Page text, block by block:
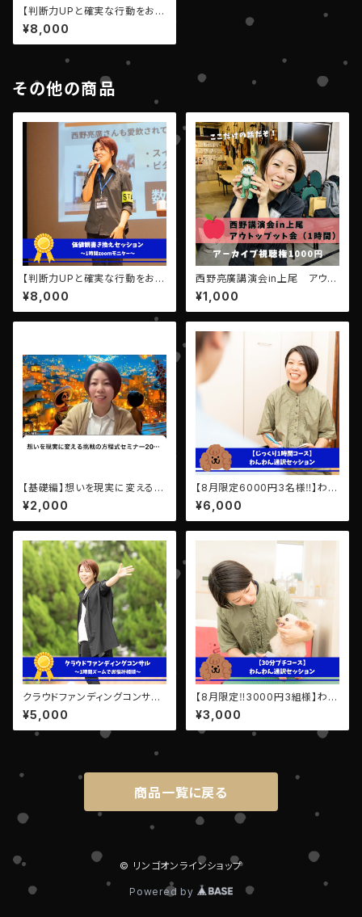
【判断力UPと確実な行動をお約
束します】りんごの即行動セッシ
ョン✨
¥8,000
その他の商品
【判断力UPと確実な行動をお約
束します】りんごの即行動セッシ
ョン✨
¥8,000
西野亮廣講演会in上尾 アウト
プットズーム会アーカイブ視聴
権
¥1,000
【基礎編】想いを現実に変える
「挑戦の方程式」セミナーアーカ
イブ動画
¥2,000
【8月限定6000円3名様‼️】わん
わん通訳セッション【1時間じっく
りコース✨】
¥6,000
クラウドファンディングコンサル
【１回券】
¥5,000
【8月限定‼️3000円3組様】わん
わん通訳セッション【30分プチコ
ース✨】
¥3,000
商品一覧に戻る
© リンゴオンラインショップ
Powered by